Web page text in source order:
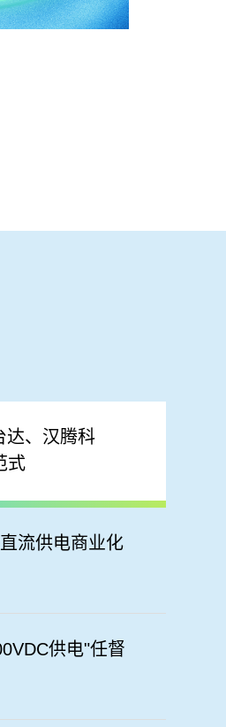
达、汉腾科
式
流供电商业化
供电"任督